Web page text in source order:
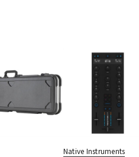
Native Instruments